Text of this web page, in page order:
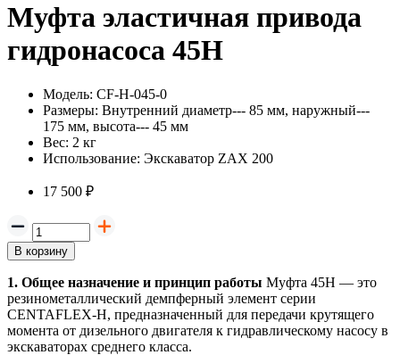
Муфта эластичная привода
гидронасоса 45H
Модель: CF-H-045-0
Размеры: Внутренний диаметр--- 85 мм, наружный---
175 мм, высота--- 45 мм
Вес: 2 кг
Использование: Экскаватор ZAX 200
17 500 ₽
В корзину
1. Общее назначение и принцип работы Муфта 45H — это
резинометаллический демпферный элемент серии
CENTAFLEX-H, предназначенный для передачи крутящего
момента от дизельного двигателя к гидравлическому насосу в
экскаваторах среднего класса.